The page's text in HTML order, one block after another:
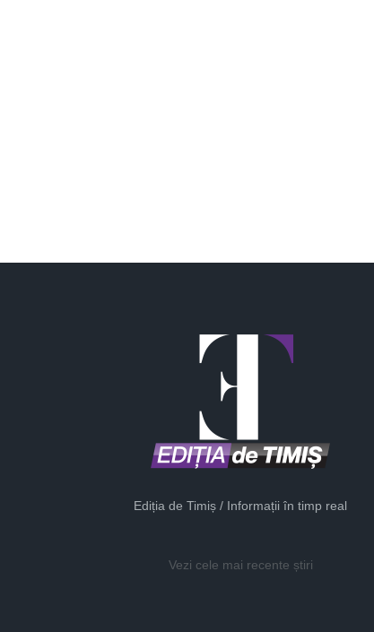
Ediția de Timiș / Informații în timp real
Vezi cele mai recente știri